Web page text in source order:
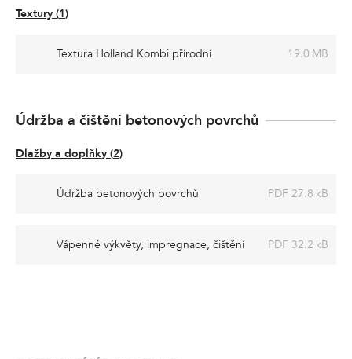
Textury (1)
Textura Holland Kombi přírodní 19.0 MB
Údržba a čištění betonových povrchů
Dlažby a doplňky (2)
Údržba betonových povrchů PDF 27.8 kB
Vápenné výkvěty, impregnace, čištění PDF 32.2 kB